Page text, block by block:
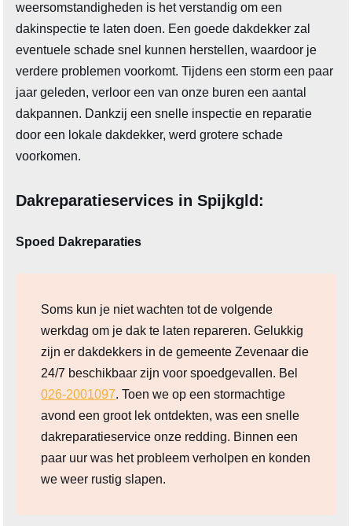
weersomstandigheden is het verstandig om een
dakinspectie te laten doen. Een goede dakdekker zal
eventuele schade snel kunnen herstellen, waardoor je
verdere problemen voorkomt. Tijdens een storm een paar
jaar geleden, verloor een van onze buren een aantal
dakpannen. Dankzij een snelle inspectie en reparatie
door een lokale dakdekker, werd grotere schade
voorkomen.
Dakreparatieservices in Spijkgld:
Spoed Dakreparaties
Soms kun je niet wachten tot de volgende
werkdag om je dak te laten repareren. Gelukkig
zijn er dakdekkers in de gemeente Zevenaar die
24/7 beschikbaar zijn voor spoedgevallen. Bel
026-2001097. Toen we op een stormachtige
avond een groot lek ontdekten, was een snelle
dakreparatieservice onze redding. Binnen een
paar uur was het probleem verholpen en konden
we weer rustig slapen.